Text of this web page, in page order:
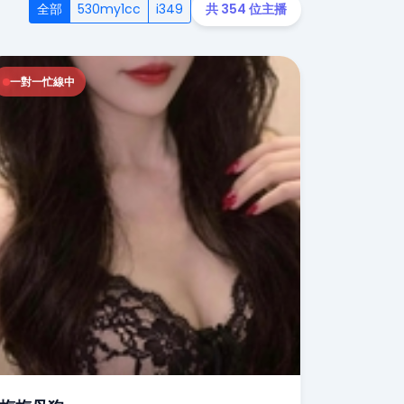
全部 530my1cc i349 共 354 位主播
一對一忙線中